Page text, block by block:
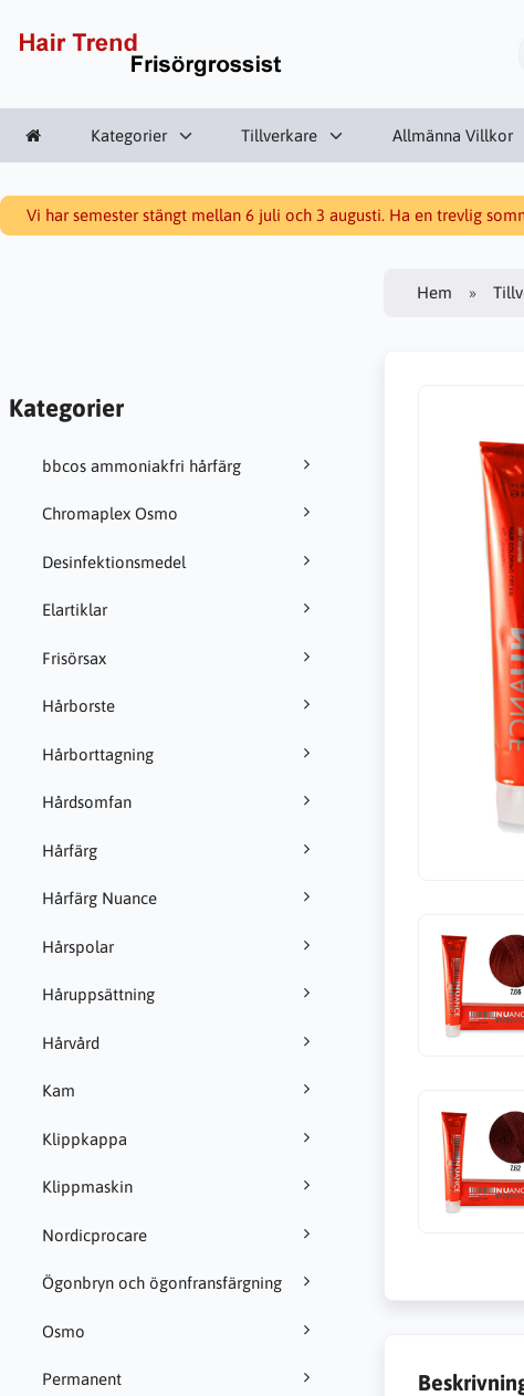
Kategorier Tillverkare Allmänna Villkor
Vi har semester stängt mellan 6 juli och 3 augusti. Ha en trevlig
Kategorier
bbcos ammoniakfri hårfärg
Chromaplex Osmo
Desinfektionsmedel
Elartiklar
Frisörsax
Hårborste
Hårborttagning
Hårdsomfan
Hårfärg
Hårfärg Nuance
Hårspolar
Håruppsättning
Hårvård
Kam
Klippkappa
Klippmaskin
Nordicprocare
Ögonbryn och ögonfransfärgning
Osmo
Permanent
Hem